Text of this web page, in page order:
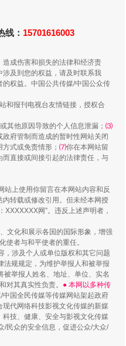
线： 15701616003
成伤害和损失的法律和经济责
及到您的权益，请及时联系我
权益。中国公共传媒/中国公众传
和报刊电视台友情链接，授权合
其他原因导致的个人信息泄漏； ⑶
府管制而造成的暂时性网站关闭
式或免责情形； ⑺你在本网站留
直接或间接引起的法律责任，与
站上使用你留言在本网站内容和反
转载或修改引用。但未经本网授
网”。违反上述声明者，
文化和展示各国的国际形象，增强
使者与和平使者的重任。
，涉及个人或单位版权和其它问题
规规定，为维护举报人和被举报
被举报人姓名、地址、单位、实名
对其真实性负责。 ● 本网以多种传
中国全民传媒等传媒网站架起政府
代网络科技影视文化传媒的新媒
技、健康、安全与影视文化传媒
/民众的安全信息，促进公众/大众/